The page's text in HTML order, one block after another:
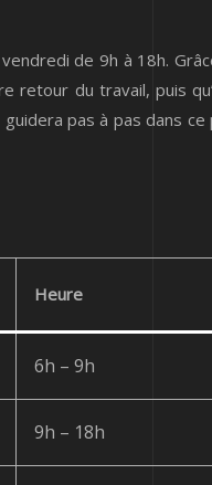
de 9h à 18h.
du travail, puis
pas à pas dans
Heure
6h – 9h
9h – 18h